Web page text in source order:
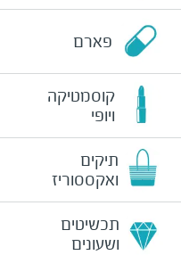
פארם
קוסמטיקה
ויופי
תיקים
ואקססוריז
תכשיטים
ושעונים